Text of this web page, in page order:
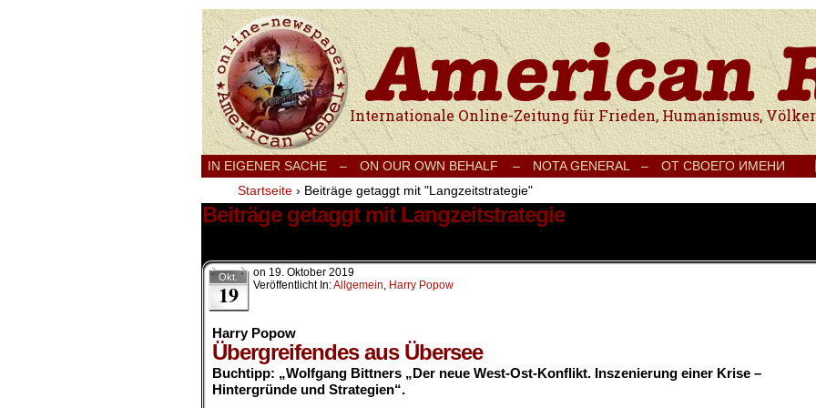
Internationale Onlinezeitung für Frieden, Humanismus, Völkerverständigung und
IN EIGENER SACHE – ON OUR OWN BEHALF – NOTA GENERAL – ОТ СВОЕГО ИМЕНИ
Startseite › Beiträge getaggt mit "Langzeitstrategie"
Beiträge getaggt mit Langzeitstrategie
Okt.
19
on 19. Oktober 2019
Veröffentlicht In:Allgemein, Harry Popow
Harry Popow
Übergreifendes aus Übersee
Buchtipp: „Wolfgang Bittners „Der neue West-Ost-Konflikt. Inszenierung einer Krise –
Hintergründe und Strategien“.